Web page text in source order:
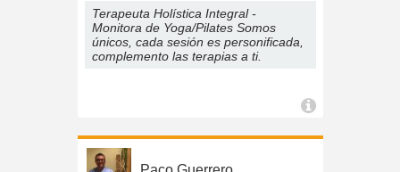
Terapeuta Holística Integral -
Monitora de Yoga/Pilates Somos
únicos, cada sesión es personificada,
complemento las terapias a ti.